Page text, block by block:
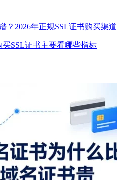
？2026年正规SSL证书购买渠
SSL证书主要看哪些指标